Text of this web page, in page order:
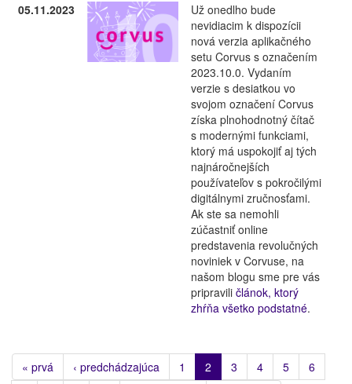
05.11.2023
Už onedlho bude
nevidiacim k dispozícii
nová verzia aplikačného
setu Corvus s označením
2023.10.0. Vydaním
verzie s desiatkou vo
svojom označení Corvus
získa plnohodnotný čítač
s modernými funkciami,
ktorý má uspokojiť aj tých
najnáročnejších
používateľov s pokročilými
digitálnymi zručnosťami.
Ak ste sa nemohli
zúčastniť online
predstavenia revolučných
noviniek v Corvuse, na
našom blogu sme pre vás
pripravili článok, ktorý
zhŕňa všetko podstatné.
« prvá ‹ predchádzajúca 1 2 3 4 5
6